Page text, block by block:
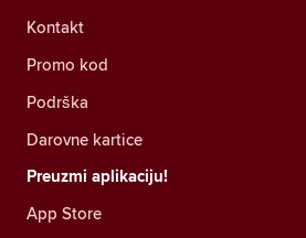
Kontakt
Promo kod
Podrška
Darovne kartice
Preuzmi aplikaciju!
App Store